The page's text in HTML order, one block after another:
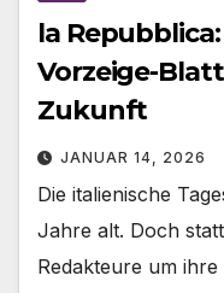
la
Vorzeige-
Zukunft
JANUAR 14, 2026
Die italienische
Jahre alt. Doch
Redakteure um